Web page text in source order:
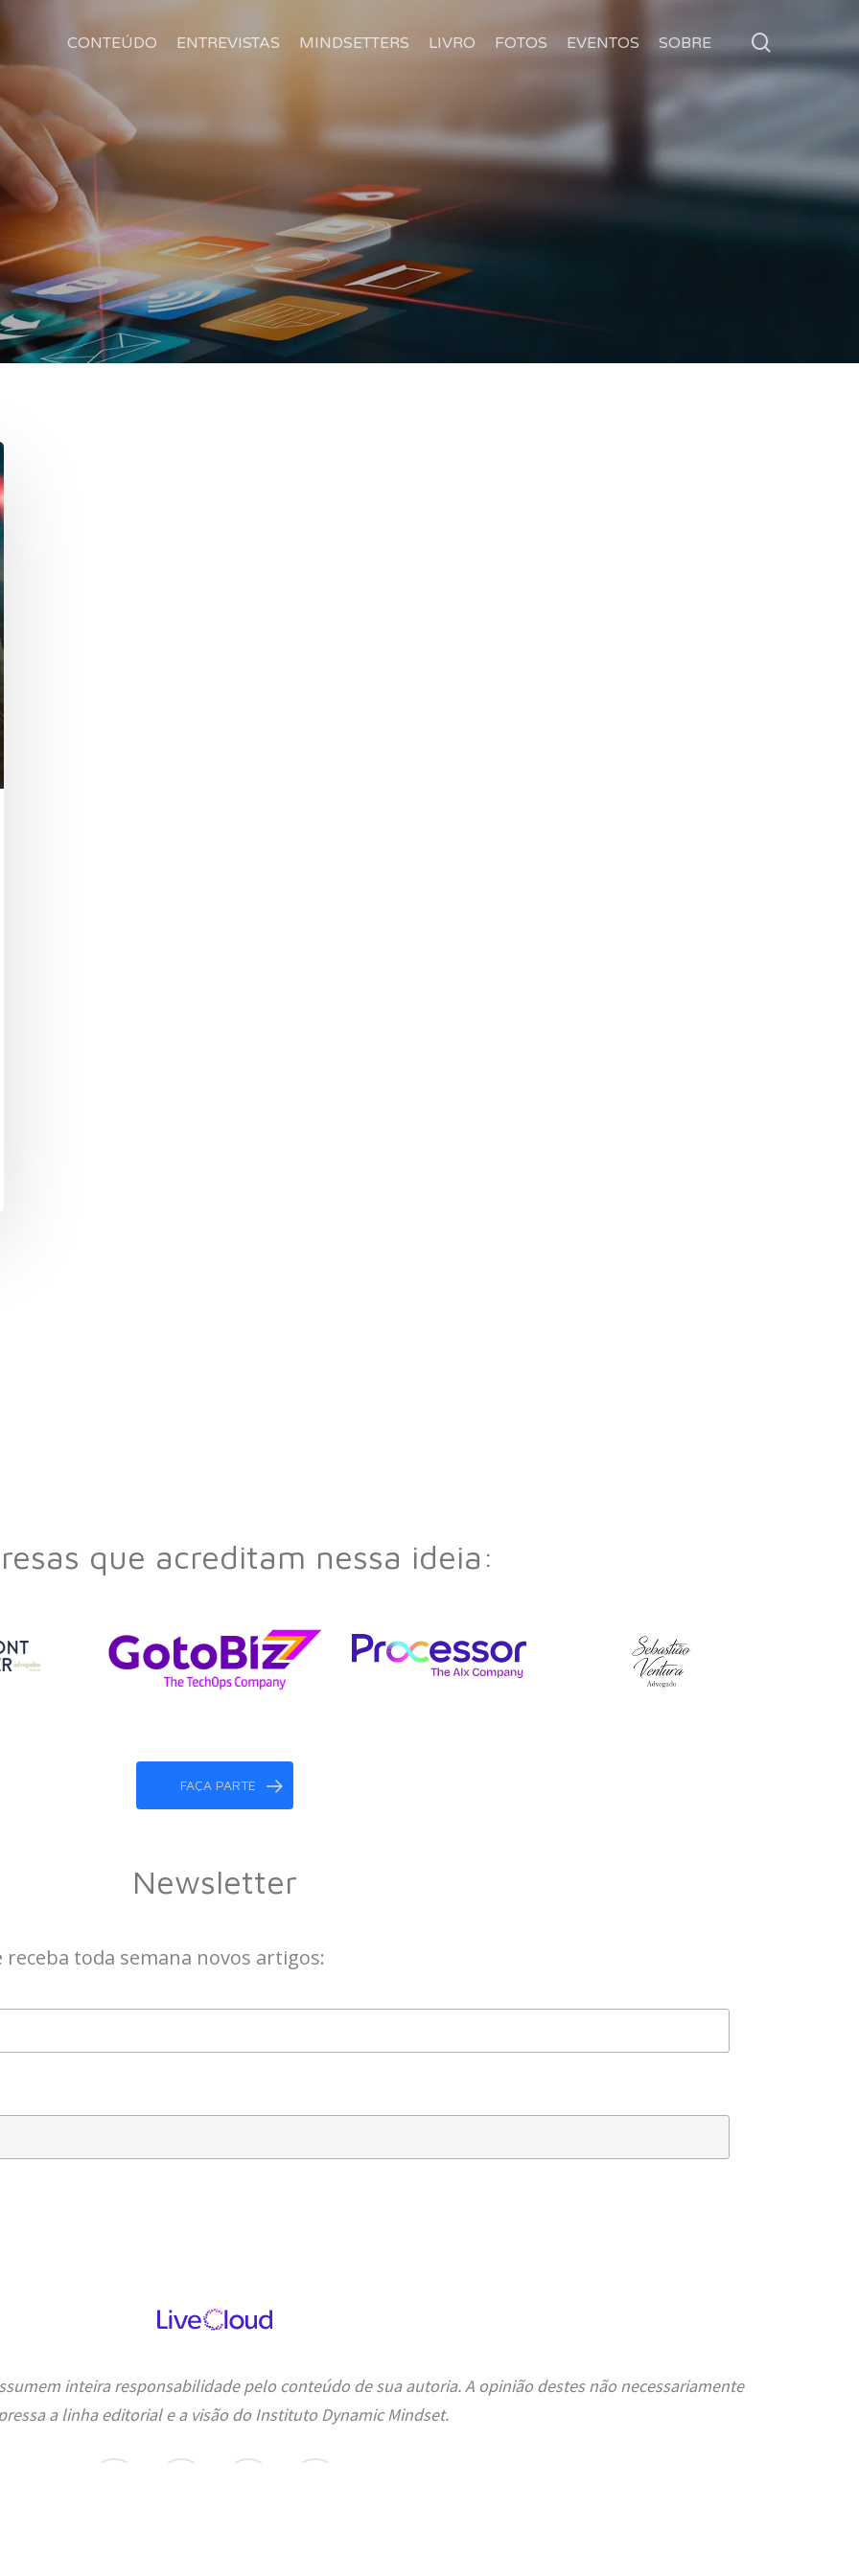
CONTEÚDO ENTREVISTAS MINDSETTERS LIVRO FOTOS EVENTOS SOBRE
que acreditam nessa ideia:
FAÇA PARTE
Newsletter
toda semana novos artigos:
inteira responsabilidade pelo conteúdo de sua autoria. A opinião destes não necessariamente
a linha editorial e a visão do Instituto Dynamic Mindset.
facebook linkedin instagram spotify